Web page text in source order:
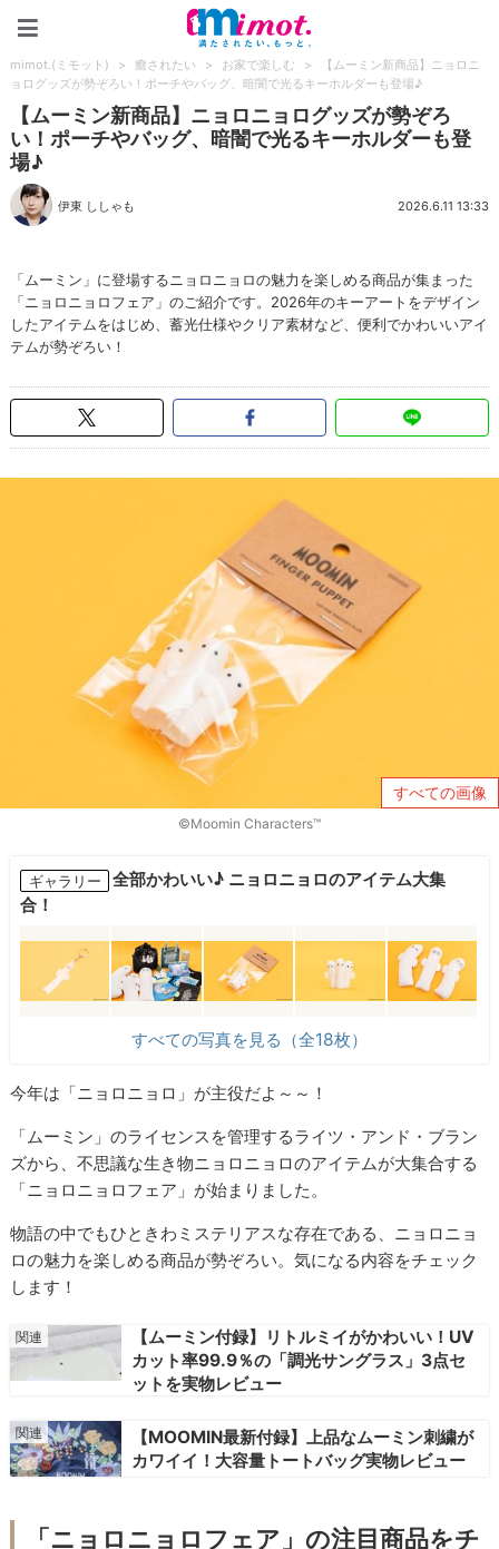
mimot.(ミモット) > 癒されたい > お家で楽しむ >
【ムーミン新商品】ニョロニ
ョログッズが勢ぞろい！ポーチやバッグ、暗闇で光るキーホルダーも登場♪
【ムーミン新商品】ニョロニョログッズが勢ぞろ
い！ポーチやバッグ、暗闇で光るキーホルダーも登
場♪
伊東 ししゃも 2026.6.11 13:33
「ムーミン」に登場するニョロニョロの魅力を楽しめる商品が集まった
「ニョロニョロフェア」のご紹介です。2026年のキーアートをデザイン
したアイテムをはじめ、蓄光仕様やクリア素材など、便利でかわいいアイ
テムが勢ぞろい！
すべての画像
©Moomin Characters™
ギャラリー
全部かわいい♪ ニョロニョロのアイテム大集
合！
すべての写真を見る（全18枚）
今年は「ニョロニョロ」が主役だよ～～！
「ムーミン」のライセンスを管理するライツ・アンド・ブラン
ズから、不思議な生き物ニョロニョロのアイテムが大集合する
「ニョロニョロフェア」が始まりました。
物語の中でもひときわミステリアスな存在である、ニョロニョ
ロの魅力を楽しめる商品が勢ぞろい。気になる内容をチェック
します！
【ムーミン付録】リトルミイがかわいい！UV
カット率99.9％の「調光サングラス」3点セ
ットを実物レビュー
【MOOMIN最新付録】上品なムーミン刺繍が
カワイイ！大容量トートバッグ実物レビュー
「ニョロニョロフェア」の注目商品をチ